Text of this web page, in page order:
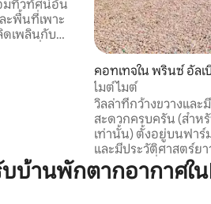
มทิวทัศน์อัน
ะพื้นที่เพาะ
ดเพลินกับ
และสง่างาม
คอทเทจใน พรินซ์ อัลเ
ไมต์ไมต์
วิลล่าที่กว้างขวางและ
สะดวกครบครัน (สำห
เท่านั้น) ตั้งอยู่บนฟาร์
และมีประวัติศาสตร์ยา
ถนนสายหนึ่งลงมาจา
ติดกับเดอะเกเบิลส์ฟิ
านพักตากอากาศใน